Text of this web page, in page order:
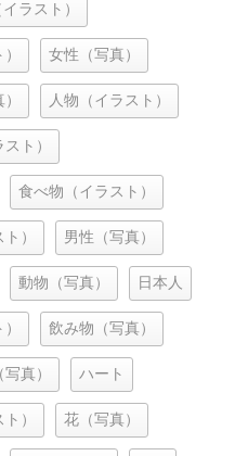
ラスト）
女性（写真）
人物（イラスト）
ト）
食べ物（イラスト）
） 男性（写真）
動物（写真） 日本人
飲み物（写真）
真） ハート
） 花（写真）